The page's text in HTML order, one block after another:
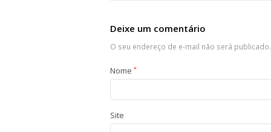
Deixe um comentário
O seu endereço de e-mail não será publicado.
Nome *
Site